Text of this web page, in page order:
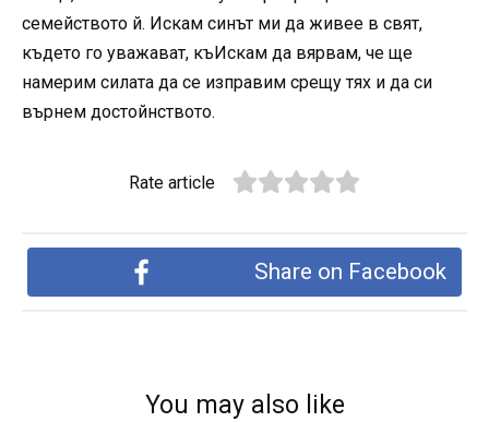
семейството й. Искам синът ми да живее в свят,
където го уважават, къИскам да вярвам, че ще
намерим силата да се изправим срещу тях и да си
върнем достойнството.
Rate article
Share on Facebook
You may also like